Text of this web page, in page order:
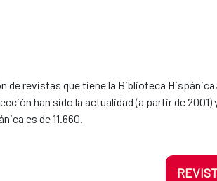
de revistas que tiene la Biblioteca
han sido la actualidad (a partir de
es de 11.660.